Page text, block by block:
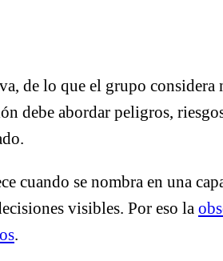
de lo que el grupo considera
debe abordar peligros,
cuando se nombra en una
visibles. Por eso la
.